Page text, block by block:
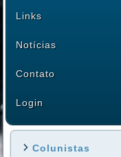
Links
Notícias
Contato
Login
Colunistas